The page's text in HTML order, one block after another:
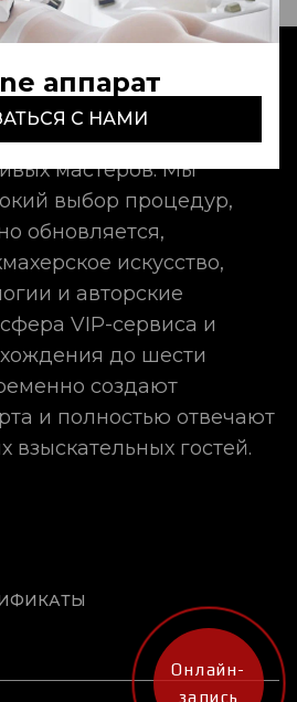
аппарат
С НАМИ
- это идеальный
атмосфера и
мастеров. Мы
выбор процедур,
обновляется,
искусство,
и авторские
VIP-сервиса и
до шести
создают
и полностью отвечают
гостей.
Онлайн-
запись